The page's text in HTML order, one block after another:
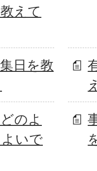
えて
日を教
のよ
いで